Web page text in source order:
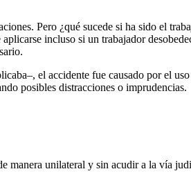
Pero ¿qué sucede si ha sido el
incluso si un trabajador
el accidente fue causado por el
posibles distracciones o imprudencias.
manera unilateral y sin acudir a la vía